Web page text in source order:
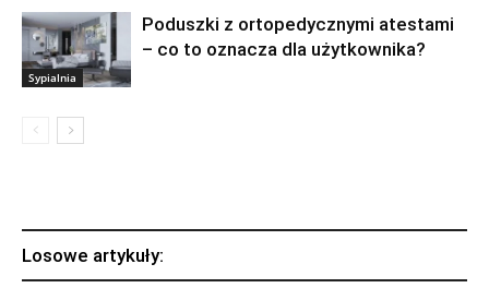
Sypialnia
Poduszki z ortopedycznymi atestami
– co to oznacza dla użytkownika?
Losowe artykuły: